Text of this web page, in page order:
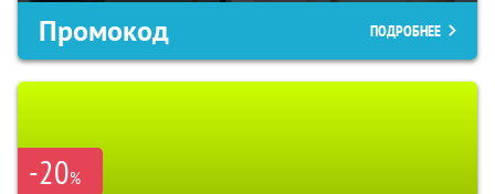
Промокод ПОДРОБНЕЕ
-20%